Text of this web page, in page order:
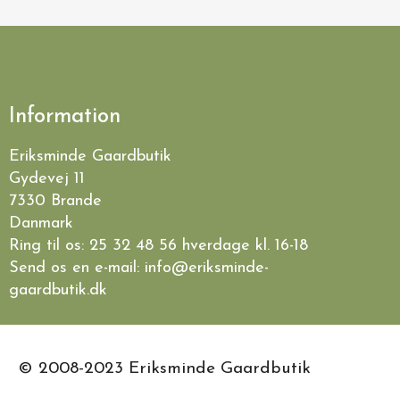
Information
Eriksminde Gaardbutik
Gydevej 11
7330 Brande
Danmark
Ring til os: 25 32 48 56 hverdage kl. 16-18
Send os en e-mail: info@eriksminde-
gaardbutik.dk
© 2008-2023 Eriksminde Gaardbutik